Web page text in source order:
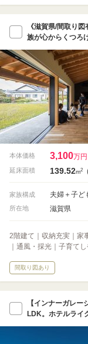
《滋賀県/間取り
族が心からくつろ
本体価格 3,100万円
延床面積 139.52m2
家族構成 夫婦＋子ど
所在地 滋賀県
2階建て｜収納充実｜家
｜通風・採光｜子育て
間取り図あり
【インナーガレ
LDK。ホテルライ